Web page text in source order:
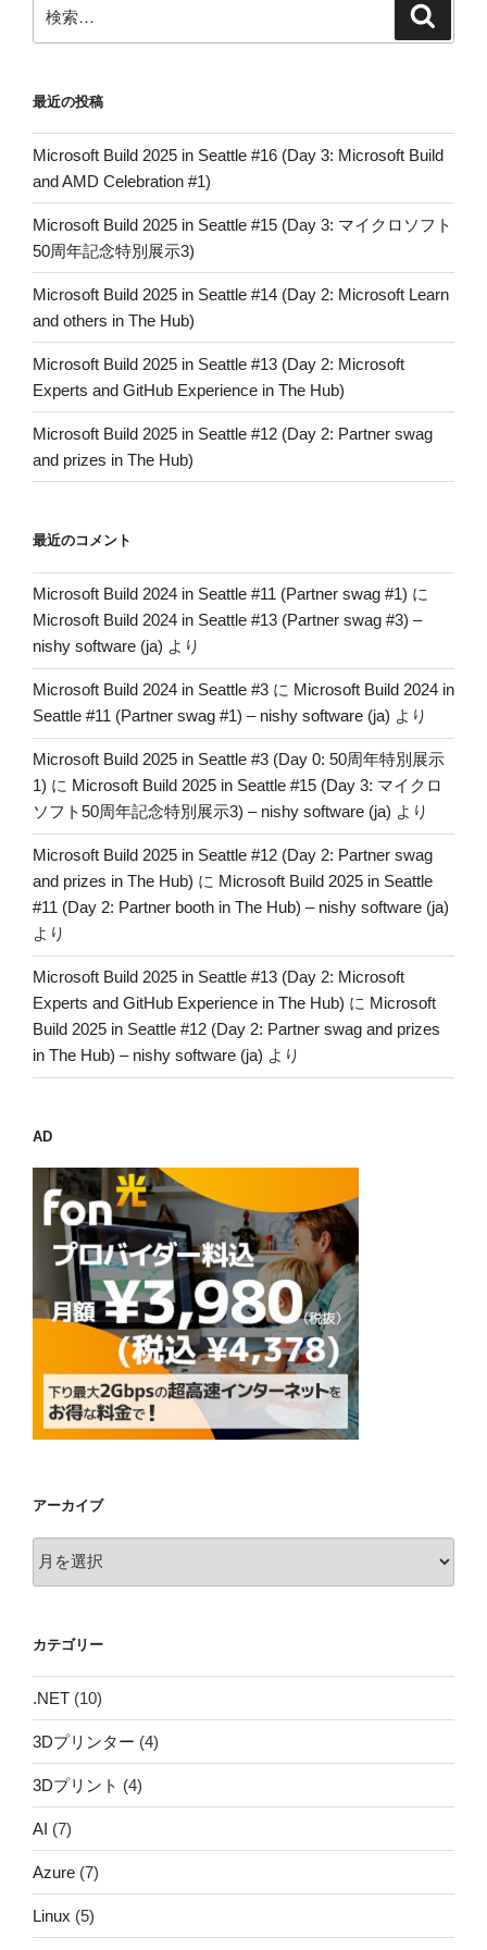
索:
最近の投稿
Microsoft Build 2025 in Seattle #16 (Day 3: Microsoft Build
and AMD Celebration #1)
Microsoft Build 2025 in Seattle #15 (Day 3: マイクロソフト
50周年記念特別展示3)
Microsoft Build 2025 in Seattle #14 (Day 2: Microsoft Learn
and others in The Hub)
Microsoft Build 2025 in Seattle #13 (Day 2: Microsoft
Experts and GitHub Experience in The Hub)
Microsoft Build 2025 in Seattle #12 (Day 2: Partner swag
and prizes in The Hub)
最近のコメント
Microsoft Build 2024 in Seattle #11 (Partner swag #1) に
Microsoft Build 2024 in Seattle #13 (Partner swag #3) –
nishy software (ja) より
Microsoft Build 2024 in Seattle #3 に Microsoft Build 2024 in
Seattle #11 (Partner swag #1) – nishy software (ja) より
Microsoft Build 2025 in Seattle #3 (Day 0: 50周年特別展示
1) に Microsoft Build 2025 in Seattle #15 (Day 3: マイクロ
ソフト50周年記念特別展示3) – nishy software (ja) より
Microsoft Build 2025 in Seattle #12 (Day 2: Partner swag
and prizes in The Hub) に Microsoft Build 2025 in Seattle
#11 (Day 2: Partner booth in The Hub) – nishy software (ja)
より
Microsoft Build 2025 in Seattle #13 (Day 2: Microsoft
Experts and GitHub Experience in The Hub) に Microsoft
Build 2025 in Seattle #12 (Day 2: Partner swag and prizes
in The Hub) – nishy software (ja) より
AD
アーカイブ
ー
ブ
カテゴリー
.NET (10)
3Dプリンター (4)
3Dプリント (4)
AI (7)
Azure (7)
Linux (5)